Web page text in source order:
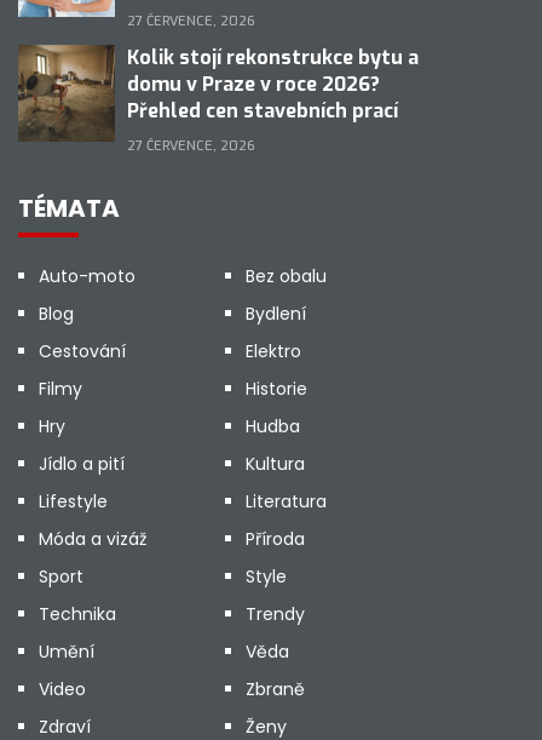
27 ČERVENCE, 2026
Kolik stojí rekonstrukce bytu a
domu v Praze v roce 2026?
Přehled cen stavebních prací
27 ČERVENCE, 2026
TÉMATA
Auto-moto
Bez obalu
Blog
Bydlení
Cestování
Elektro
Filmy
Historie
Hry
Hudba
Jídlo a pití
Kultura
Lifestyle
Literatura
Móda a vizáž
Příroda
Sport
Style
Technika
Trendy
Umění
Věda
Video
Zbraně
Zdraví
Ženy